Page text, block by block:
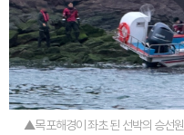
▲목포해경이 좌초 된 선박의 승선